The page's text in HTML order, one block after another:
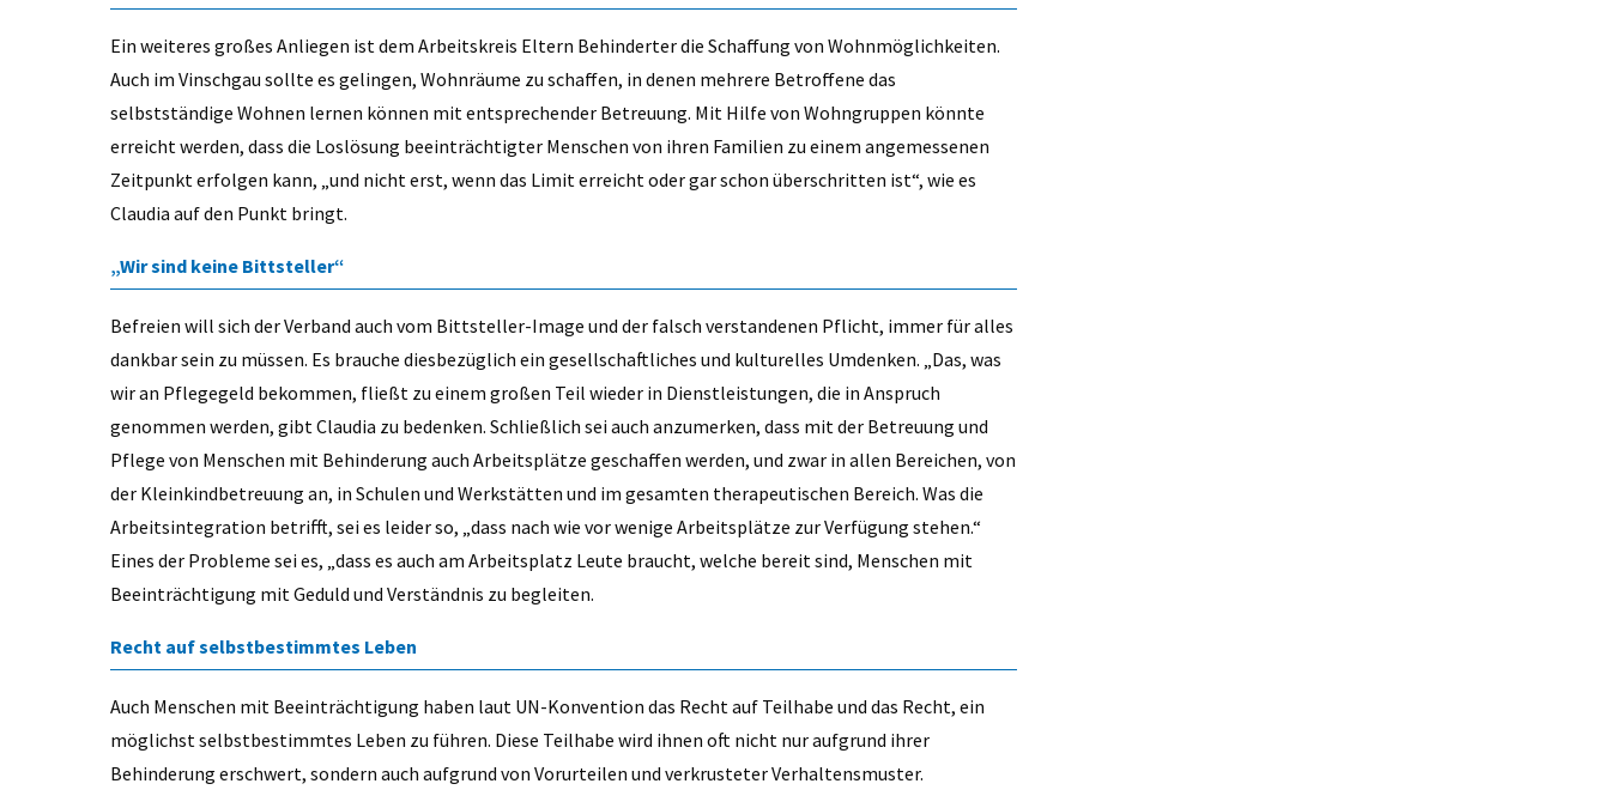
Ein weiteres großes Anliegen ist dem Arbeitskreis Eltern Behinderter die Schaffung von Wohnmöglichkeiten.
Auch im Vinschgau sollte es gelingen, Wohnräume zu schaffen, in denen mehrere Betroffene das
selbstständige Wohnen lernen können mit entsprechender Betreuung. Mit Hilfe von Wohngruppen könnte
erreicht werden, dass die Loslösung beeinträchtigter Menschen von ihren Familien zu einem angemessenen
Zeitpunkt erfolgen kann, „und nicht erst, wenn das Limit erreicht oder gar schon überschritten ist“, wie es
Claudia auf den Punkt bringt.
„Wir sind keine Bittsteller“
Befreien will sich der Verband auch vom Bittsteller-Image und der falsch verstandenen Pflicht, immer für alles
dankbar sein zu müssen. Es brauche diesbezüglich ein gesellschaftliches und kulturelles Umdenken. „Das, was
wir an Pflegegeld bekommen, fließt zu einem großen Teil wieder in Dienstleistungen, die in Anspruch
genommen werden, gibt Claudia zu bedenken. Schließlich sei auch anzumerken, dass mit der Betreuung und
Pflege von Menschen mit Behinderung auch Arbeitsplätze geschaffen werden, und zwar in allen Bereichen, von
der Kleinkindbetreuung an, in Schulen und Werkstätten und im gesamten therapeutischen Bereich. Was die
Arbeitsintegration betrifft, sei es leider so, „dass nach wie vor wenige Arbeitsplätze zur Verfügung stehen.“
Eines der Probleme sei es, „dass es auch am Arbeitsplatz Leute braucht, welche bereit sind, Menschen mit
Beeinträchtigung mit Geduld und Verständnis zu begleiten.
Recht auf selbstbestimmtes Leben
Auch Menschen mit Beeinträchtigung haben laut UN-Konvention das Recht auf Teilhabe und das Recht, ein
möglichst selbstbestimmtes Leben zu führen. Diese Teilhabe wird ihnen oft nicht nur aufgrund ihrer
Behinderung erschwert, sondern auch aufgrund von Vorurteilen und verkrusteter Verhaltensmuster.